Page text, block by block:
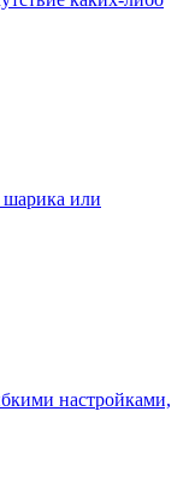
шарика или
настройками,